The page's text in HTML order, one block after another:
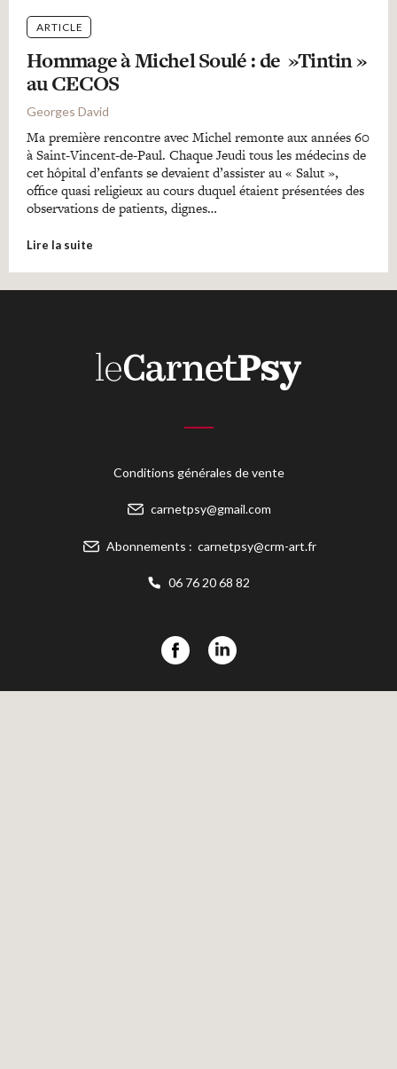
ARTICLE
Hommage à Michel Soulé : de »Tintin »
au CECOS
Georges David
Ma première rencontre avec Michel remonte aux années 60
à Saint-Vincent-de-Paul. Chaque Jeudi tous les médecins de
cet hôpital d’enfants se devaient d’assister au « Salut »,
office quasi religieux au cours duquel étaient présentées des
observations de patients, dignes…
Lire la suite
Conditions générales de vente
carnetpsy@gmail.com
Abonnements : carnetpsy@crm-art.fr
06 76 20 68 82